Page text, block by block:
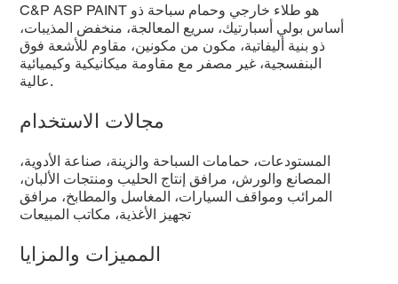
C&P ASP PAINT هو طلاء خارجي وحمام سباحة ذو
أساس بولي أسبارتيك، سريع المعالجة، منخفض المذيبات،
ذو بنية أليفاتية، مكون من مكونين، مقاوم للأشعة فوق
البنفسجية، غير مصفر مع مقاومة ميكانيكية وكيميائية
عالية.
مجالات الاستخدام
المستودعات، حمامات السباحة والزينة، صناعة الأدوية،
المصانع والورش، مرافق إنتاج الحليب ومنتجات الألبان،
المرائب ومواقف السيارات، المغاسل والمطابخ، مرافق
تجهيز الأغذية، مكاتب المبيعات
المميزات والمزايا